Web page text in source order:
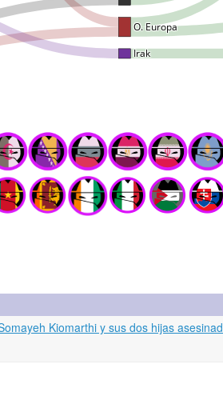
Kiomarthi y sus dos hijas